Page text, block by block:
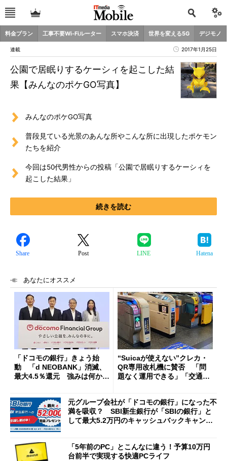
料金プラン 工事不要Wi-Fiルーター スマホ決済 世界を変える5G デジモノ
連載 2017年1月25日
公園で居眠りするケーシィを起こした結
果【みんなのポケGO写真】
みんなのポケGO写真
普段見ている光景のあんな所やこんな所に出現したポケモン
たちを紹介
今回は50代男性からの投稿「公園で居眠りするケーシィを
起こした結果」
続きを読む
Share Post LINE Hatena
あなたにオススメ
「ドコモの銀行」きょう始
動 「d NEOBANK」消滅、
最大4.5％還元 強みは何か解
“Suicaが使えない”クレカ・
QR専用改札機に賛否 「問
題なく運用できる」「交通系I
元グループ会社が「ドコモの銀行」になった不
満を吸収？ SBI新生銀行が「SBIの銀行」と
して最大5.2万円のキャッシュバックキャンペ
「5年前のPC」とこんなに違う！予算10万円
台前半で実現する快適PCライフ